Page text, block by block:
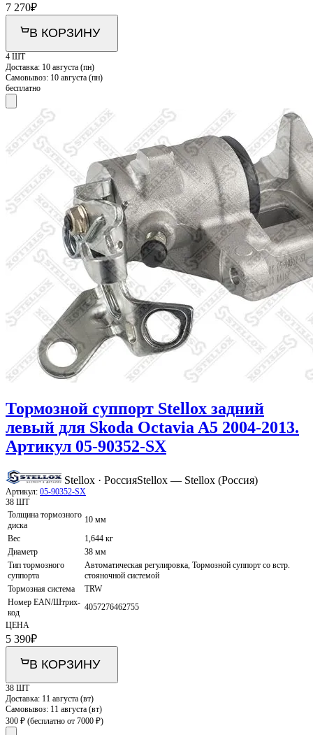
7 270₽
В КОРЗИНУ
4 ШТ
Доставка: 10 августа (пн)
Самовывоз: 10 августа (пн)
бесплатно
Тормозной суппорт Stellox задний
левый для Skoda Octavia A5 2004-2013.
Артикул 05-90352-SX
Stellox · РоссияStellox — Stellox (Россия)
Артикул: 05-90352-SX
38 ШТ
Толщина тормозного
диска
10 мм
Вес
1,644 кг
Диаметр
38 мм
Тип тормозного
суппорта
Автоматическая регулировка, Тормозной суппорт со встр.
стояночной системой
Тормозная система
TRW
Номер EAN/Штрих-
код
4057276462755
ЦЕНА
5 390₽
В КОРЗИНУ
38 ШТ
Доставка: 11 августа (вт)
Самовывоз: 11 августа (вт)
300 ₽ (бесплатно от 7000 ₽)